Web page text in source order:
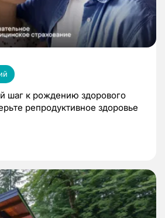
шаг к рождению здорового
репродуктивное здоровье